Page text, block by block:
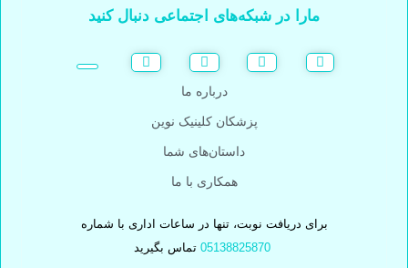
مارا در شبکه‌های اجتماعی دنبال کنید
درباره ما
پزشکان کلینیک نوین
داستان‌های شما
همکاری با ما
برای دریافت نوبت، تنها در ساعات اداری با شماره
05138825870 تماس بگیرید